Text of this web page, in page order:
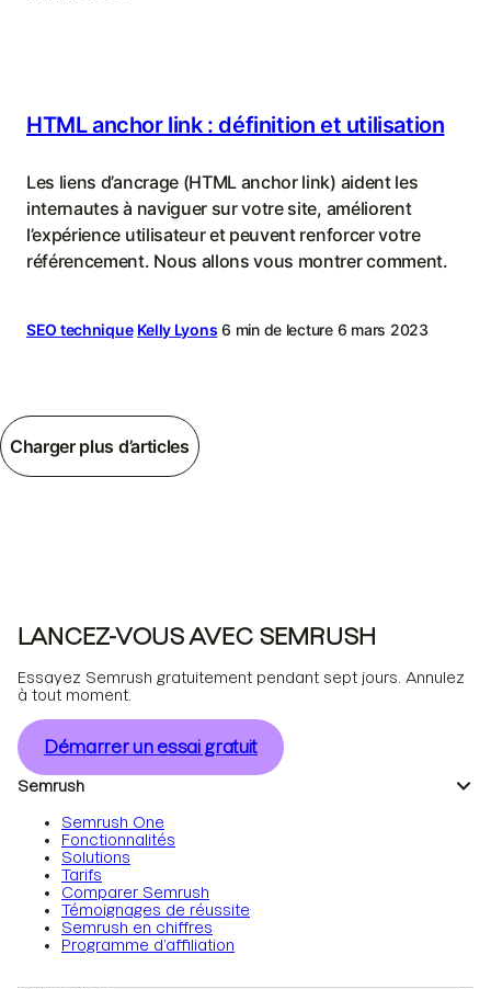
HTML anchor link : définition et utilisation
Les liens d’ancrage (HTML anchor link) aident les
internautes à naviguer sur votre site, améliorent
l’expérience utilisateur et peuvent renforcer votre
référencement. Nous allons vous montrer comment.
SEO technique Kelly Lyons 6 min de lecture 6 mars 2023
Charger plus d’articles
LANCEZ-VOUS AVEC SEMRUSH
Essayez Semrush gratuitement pendant sept jours. Annulez
à tout moment.
Démarrer un essai gratuit
Semrush
Semrush One
Fonctionnalités
Solutions
Tarifs
Comparer Semrush
Témoignages de réussite
Semrush en chiffres
Programme d’affiliation